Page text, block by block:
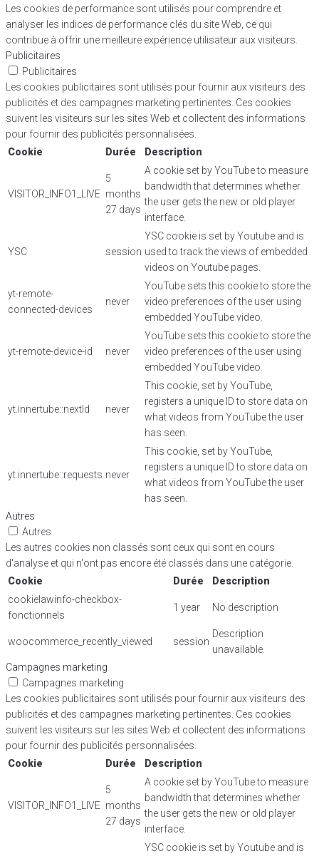
Les cookies de performance sont utilisés pour comprendre et
analyser les indices de performance clés du site Web, ce qui
contribue à offrir une meilleure expérience utilisateur aux visiteurs.
Publicitaires
Publicitaires
Les cookies publicitaires sont utilisés pour fournir aux visiteurs des
publicités et des campagnes marketing pertinentes. Ces cookies
suivent les visiteurs sur les sites Web et collectent des informations
pour fournir des publicités personnalisées.
Cookie
Durée Description
VISITOR_INFO1_LIVE
5
months
27 days
A cookie set by YouTube to measure
bandwidth that determines whether
the user gets the new or old player
interface.
YSC session
YSC cookie is set by Youtube and is
used to track the views of embedded
videos on Youtube pages.
yt-remote-
connected-devices
never
YouTube sets this cookie to store the
video preferences of the user using
embedded YouTube video.
yt-remote-device-id never
YouTube sets this cookie to store the
video preferences of the user using
embedded YouTube video.
yt.innertube::nextId never
This cookie, set by YouTube,
registers a unique ID to store data on
what videos from YouTube the user
has seen.
yt.innertube::requests never
This cookie, set by YouTube,
registers a unique ID to store data on
what videos from YouTube the user
has seen.
Autres
Autres
Les autres cookies non classés sont ceux qui sont en cours
d'analyse et qui n'ont pas encore été classés dans une catégorie.
Cookie
Durée
Description
cookielawinfo-checkbox-
fonctionnels
1 year No description
woocommerce_recently_viewed session
Description
unavailable.
Campagnes marketing
Campagnes marketing
Les cookies publicitaires sont utilisés pour fournir aux visiteurs des
publicités et des campagnes marketing pertinentes. Ces cookies
suivent les visiteurs sur les sites Web et collectent des informations
pour fournir des publicités personnalisées.
Cookie
Durée Description
VISITOR_INFO1_LIVE
5
months
27 days
A cookie set by YouTube to measure
bandwidth that determines whether
the user gets the new or old player
interface.
YSC cookie is set by Youtube and is